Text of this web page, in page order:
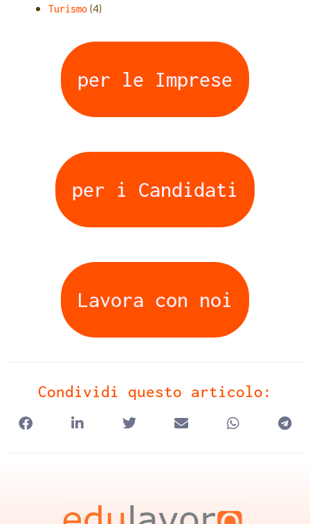
Turismo (4)
per le Imprese
per i Candidati
Lavora con noi
Condividi questo articolo: